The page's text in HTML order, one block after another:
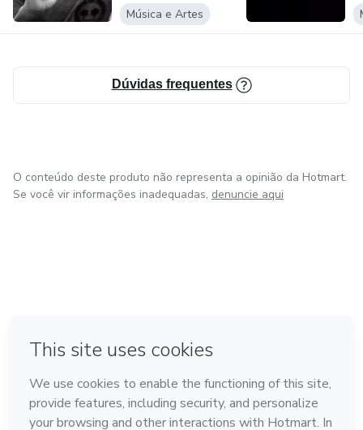
Música e Artes
Dúvidas frequentes
O conteúdo deste produto não representa a opinião da Hotmart.
Se você vir informações inadequadas, denuncie aqui
Feito com ❤ em Bogotá